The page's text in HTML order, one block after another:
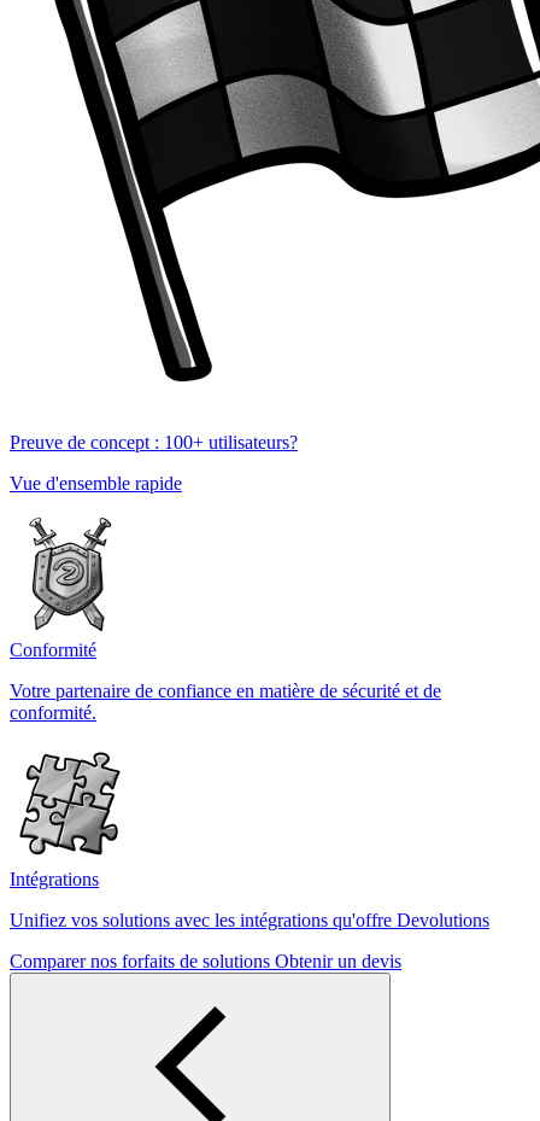
Preuve de concept : 100+ utilisateurs?
Vue d'ensemble rapide
Conformité
Votre partenaire de confiance en matière de sécurité et de
conformité.
Intégrations
Unifiez vos solutions avec les intégrations qu'offre Devolutions
Comparer nos forfaits de solutions Obtenir un devis